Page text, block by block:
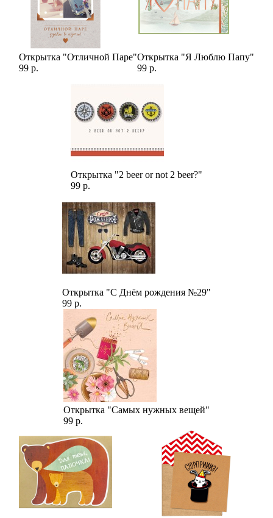
Открытка "Отличной Паре"
99 р.
Открытка "Я Люблю Папу"
99 р.
Открытка "2 beer or not 2 beer?"
99 р.
Открытка "С Днём рождения №29"
99 р.
Открытка "Самых нужных вещей"
99 р.